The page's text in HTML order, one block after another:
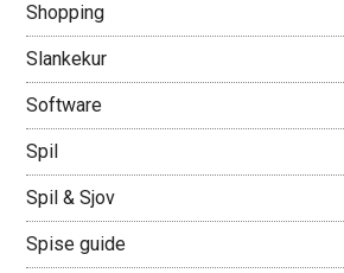
Shopping
Slankekur
Software
Spil
Spil & Sjov
Spise guide